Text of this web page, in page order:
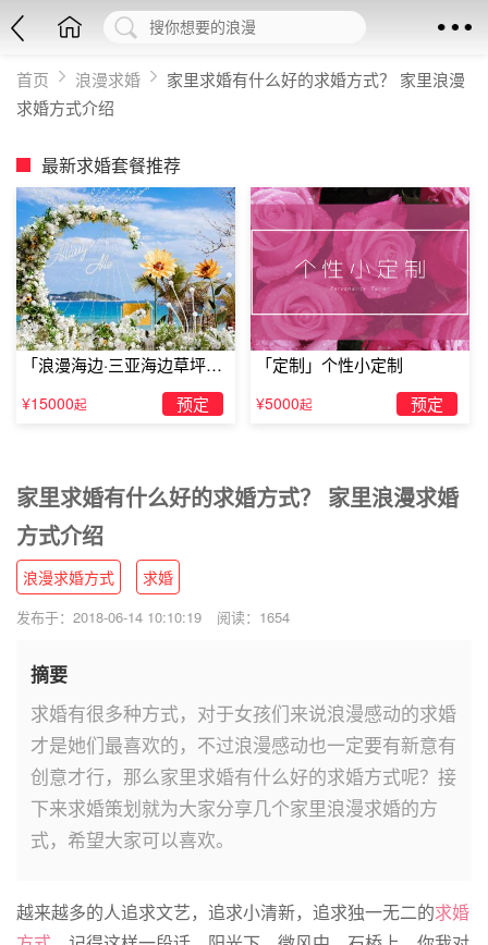
首页 浪漫求婚
家里求婚有什么好的求婚方式？ 家里浪漫
求婚方式介绍
最新求婚套餐推荐
「浪漫海边·三亚海边草坪浪
漫求婚」
¥15000起 预定
「定制」个性小定制
¥5000起 预定
家里求婚有什么好的求婚方式？ 家里浪漫求婚
方式介绍
浪漫求婚方式 求婚
发布于：2018-06-14 10:10:19 阅读：1654
摘要
求婚有很多种方式，对于女孩们来说浪漫感动的求婚
才是她们最喜欢的，不过浪漫感动也一定要有新意有
创意才行，那么家里求婚有什么好的求婚方式呢？接
下来求婚策划就为大家分享几个家里浪漫求婚的方
式，希望大家可以喜欢。
越来越多的人追求文艺，追求小清新，追求独一无二的求婚